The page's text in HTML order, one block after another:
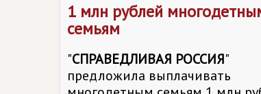
1 млн рублей
семьям
"СПРАВЕДЛИВАЯ РОССИЯ"
предложила выплачивать